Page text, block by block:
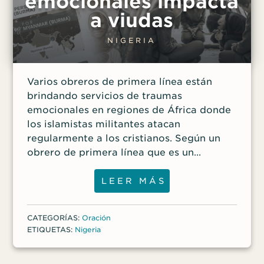
dijeron—. ¡Llama a ese hijo! Hoy es tu
último día; tu vida ha terminado».
Entonces obligaron a Juliana a
arrodillarse. «Dijeron que si no atrapaban
Mi madre dijo: “Aunque veo tu arma, no te
temo”». Uno de los hombres gritó desde
el interior de la casa;
a viudas
NIGERIA
Varios obreros de primera línea están
brindando servicios de traumas
emocionales en regiones de África donde
los islamistas militantes atacan
regularmente a los cristianos. Según un
obrero de primera línea que es un
consejero capacitado africano, las
personas traumatizadas a menudo viven
en un estado de hipervigilancia en el que
desencadenar respuestas significativas de
pánico. Vivir de esta manera interrumpe
LEER MÁS
CATEGORÍAS: Oración
ETIQUETAS: Nigeria